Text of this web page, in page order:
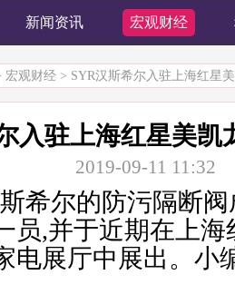
新闻资讯 宏观财经
宏观财经 > SYR汉斯希尔入驻上海红星
入驻上海红星美凯
2019-09-11 11:32
希尔的防污隔断
员,并于近期在上
电展厅中展出。小